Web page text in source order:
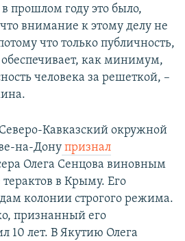
прошлом году это было,
внимание к этому делу не
что только публичность,
как минимум,
человека за решеткой, –
Северо-Кавказский окружной
на-Дону признал
Олега Сенцова виновным
терактов в Крыму. Его
колонии строгого режима.
признанный его
10 лет. В Якутию Олега